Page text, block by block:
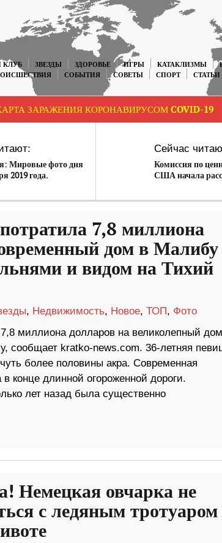
КЛУБ ЗВЕЗДЫ ЗДОРОВЬЕ ИГРЫ КАТАКЛИЗМЫ
СОБЫТИЯ СОВЕТЫ СПОРТ СТАТЬИ
ЗАРАЖЕНИЯ КОРОНАВИРУСОМ COVID-19
Мировые фото дня
2019 года.
Сейчас
Комиссия по
США начала
7,8 миллиона
дом в Малибу
и видом на Тихий
, Недвижимость, Новое, ТОП, Фото
миллиона долларов на великолепный
сообщает kratko-news.com. 36-летняя
более половины акра. Современная
конце длинной огороженной дороги.
лет назад была существенно
Немецкая овчарка не
с ледяным